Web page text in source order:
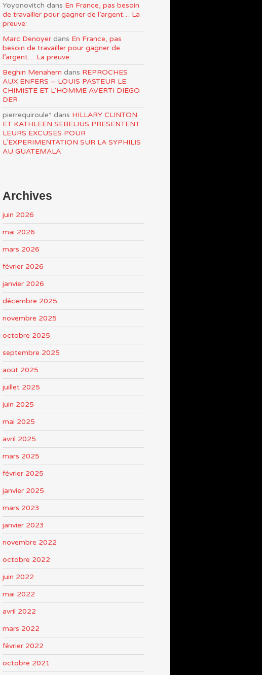
Yoyonovitch dans En France, pas besoin
de travailler pour gagner de l’argent… La
preuve:
Marc Denoyer dans En France, pas
besoin de travailler pour gagner de
l’argent… La preuve:
Beghin Menahem dans REPROCHES
AUX ENFERS – LOUIS PASTEUR LE
CHIMISTE ET L'HOMME AVERTI DIEGO
DER
pierrequiroule* dans HILLARY CLINTON
ET KATHLEEN SEBELIUS PRESENTENT
LEURS EXCUSES POUR
L’EXPERIMENTATION SUR LA SYPHILIS
AU GUATEMALA
Archives
juin 2026
mai 2026
mars 2026
février 2026
janvier 2026
décembre 2025
novembre 2025
octobre 2025
septembre 2025
août 2025
juillet 2025
juin 2025
mai 2025
avril 2025
mars 2025
février 2025
janvier 2025
mars 2023
janvier 2023
novembre 2022
octobre 2022
juin 2022
mai 2022
avril 2022
mars 2022
février 2022
octobre 2021